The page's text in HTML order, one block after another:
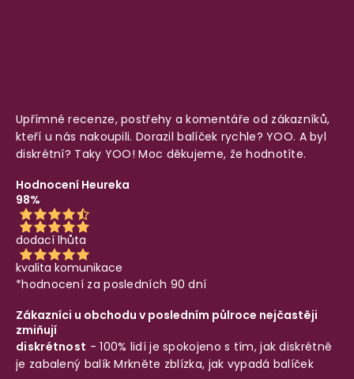
Upřímné recenze, postřehy a komentáře od zákazníků,
kteří u nás nakoupili. Dorazil balíček rychle? YOO. A byl
diskrétní? Taky YOO! Moc děkujeme, že hodnotíte.
Hodnocení Heureka
98%
dodací lhůta
kvalita komunikace
*hodnocení za posledních 90 dní
Zákazníci u obchodu v posledním půlroce nejčastěji
zmiňují
diskrétnost - 100% lidí je spokojeno s tím, jak diskrétně
je zabalený balíkMrkněte zblízka, jak vypadá balíček